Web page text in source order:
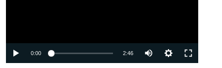
0:00 2:46